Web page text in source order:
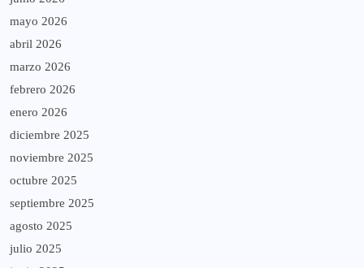
mayo 2026
abril 2026
marzo 2026
febrero 2026
enero 2026
diciembre 2025
noviembre 2025
octubre 2025
septiembre 2025
agosto 2025
julio 2025